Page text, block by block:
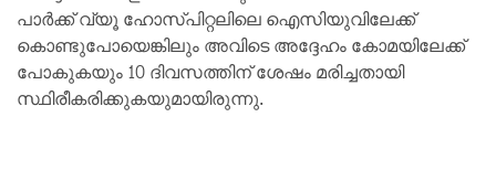
പാർക്ക് വ്യൂ ഹോസ്പിറ്റലിലെ ഐസിയുവിലേക്ക്
കൊണ്ടുപോയെങ്കിലും അവിടെ അദ്ദേഹം കോമയിലേക്ക്
പോകുകയും 10 ദിവസത്തിന് ശേഷം മരിച്ചതായി
സ്ഥിരീകരിക്കുകയുമായിരുന്നു.